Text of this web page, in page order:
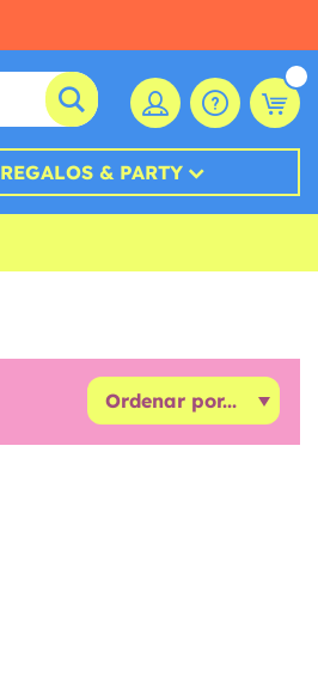
REGALOS & PARTY